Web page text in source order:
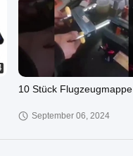
10 Stück Flugzeugmappe
September 06, 2024